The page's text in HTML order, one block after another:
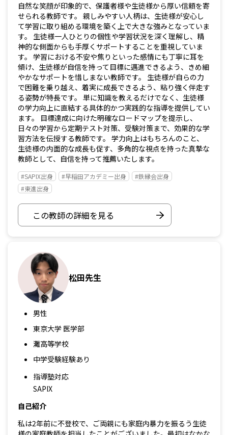
自然な笑顔が印象的で、保護者様や生徒様から厚い信頼を寄
せられる教師です。 親しみやすい人柄は、生徒様が安心し
て学習に取り組める環境を築く上で大きな強みとなっていま
す。 生徒様一人ひとりの個性や学習状況を深く理解し、精
神的な側面からも手厚くサポートすることを重視していま
す。 学習における不安や焦りといった感情にも丁寧に耳を
傾け、生徒様が自信を持って目標に邁進できるよう、きめ細
やかなサポートを惜しまない教師です。 生徒様が自らの力
で困難を乗り越え、着実に成長できるよう、粘り強く伴走す
る姿勢が特長です。 単に知識を教えるだけでなく、生徒様
の学力向上に直結する具体的かつ実践的な指導を提供してい
ます。 目標達成に向けた明確なロードマップを提示し、
日々の学習から定期テスト対策、受験対策まで、効果的な学
習方法を伝授する教師です。 学力向上はもちろんのこと、
生徒様の内面的な成長も促す、多角的な視点を持った真摯な
教師として、自信を持って推薦いたします。
#SAPIX出身 #早稲田アカデミー出身
#鉄縁会出身
#東進出身
この教師の詳細を見る
松田先生
男性
東京大学 医学部
灘高等学校
中学受験経験あり
指導塾対応
SAPIX
自己紹介
私は2年前に不登校で、ご両親にも家庭内暴力を振るう生徒